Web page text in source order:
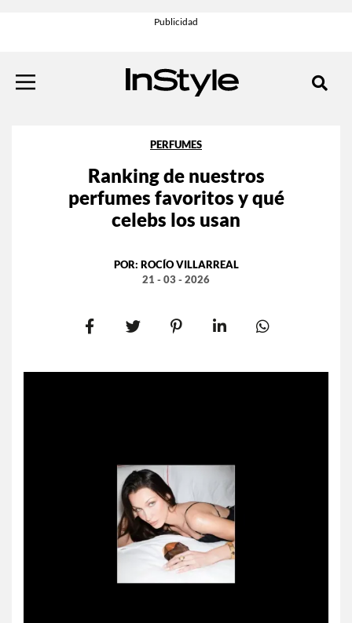
PERFUMES
Ranking de nuestros
perfumes favoritos y qué
celebs los usan
POR: ROCÍO VILLARREAL
21 - 03 - 2026